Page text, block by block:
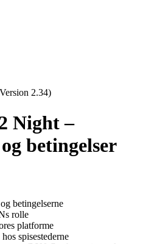
2.34)
Night –
betingelser
betingelserne
rolle
platforme
spisestederne